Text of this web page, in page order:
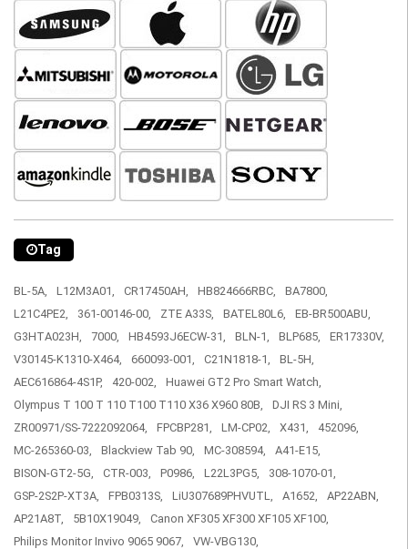
Tag
BL-5A, L12M3A01, CR17450AH, HB824666RBC,
BA7800,
L21C4PE2,
361-00146-00, ZTE A33S, BATEL80L6,
EB-BR500ABU,
G3HTA023H,
7000, HB4593J6ECW-31, BLN-1, BLP685,
ER17330V,
V30145-K1310-X464,
660093-001, C21N1818-1,
BL-5H,
AEC616864-4S1P,
420-002,
Huawei GT2 Pro Smart Watch,
Olympus T 100 T 110 T100 T110 X36 X960 80B,
DJI RS 3 Mini,
ZR00971/SS-7222092064,
FPCBP281, LM-CP02, X431,
452096,
MC-265360-03,
Blackview Tab 90, MC-308594,
A41-E15,
BISON-GT2-5G,
CTR-003, P0986, L22L3PG5,
308-1070-01,
GSP-2S2P-XT3A,
FPB0313S, LiU307689PHVUTL, A1652,
AP22ABN,
AP21A8T,
5B10X19049,
Canon XF305 XF300 XF105 XF100,
Philips Monitor Invivo 9065 9067,
VW-VBG130,